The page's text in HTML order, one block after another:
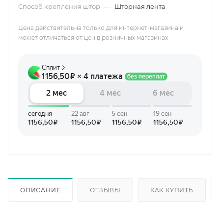
Способ крепления штор — Шторная лента
Цена действительна только для интернет-магазина и
может отличаться от цен в розничных магазинах
ОПИСАНИЕ ОТЗЫВЫ КАК КУПИТЬ